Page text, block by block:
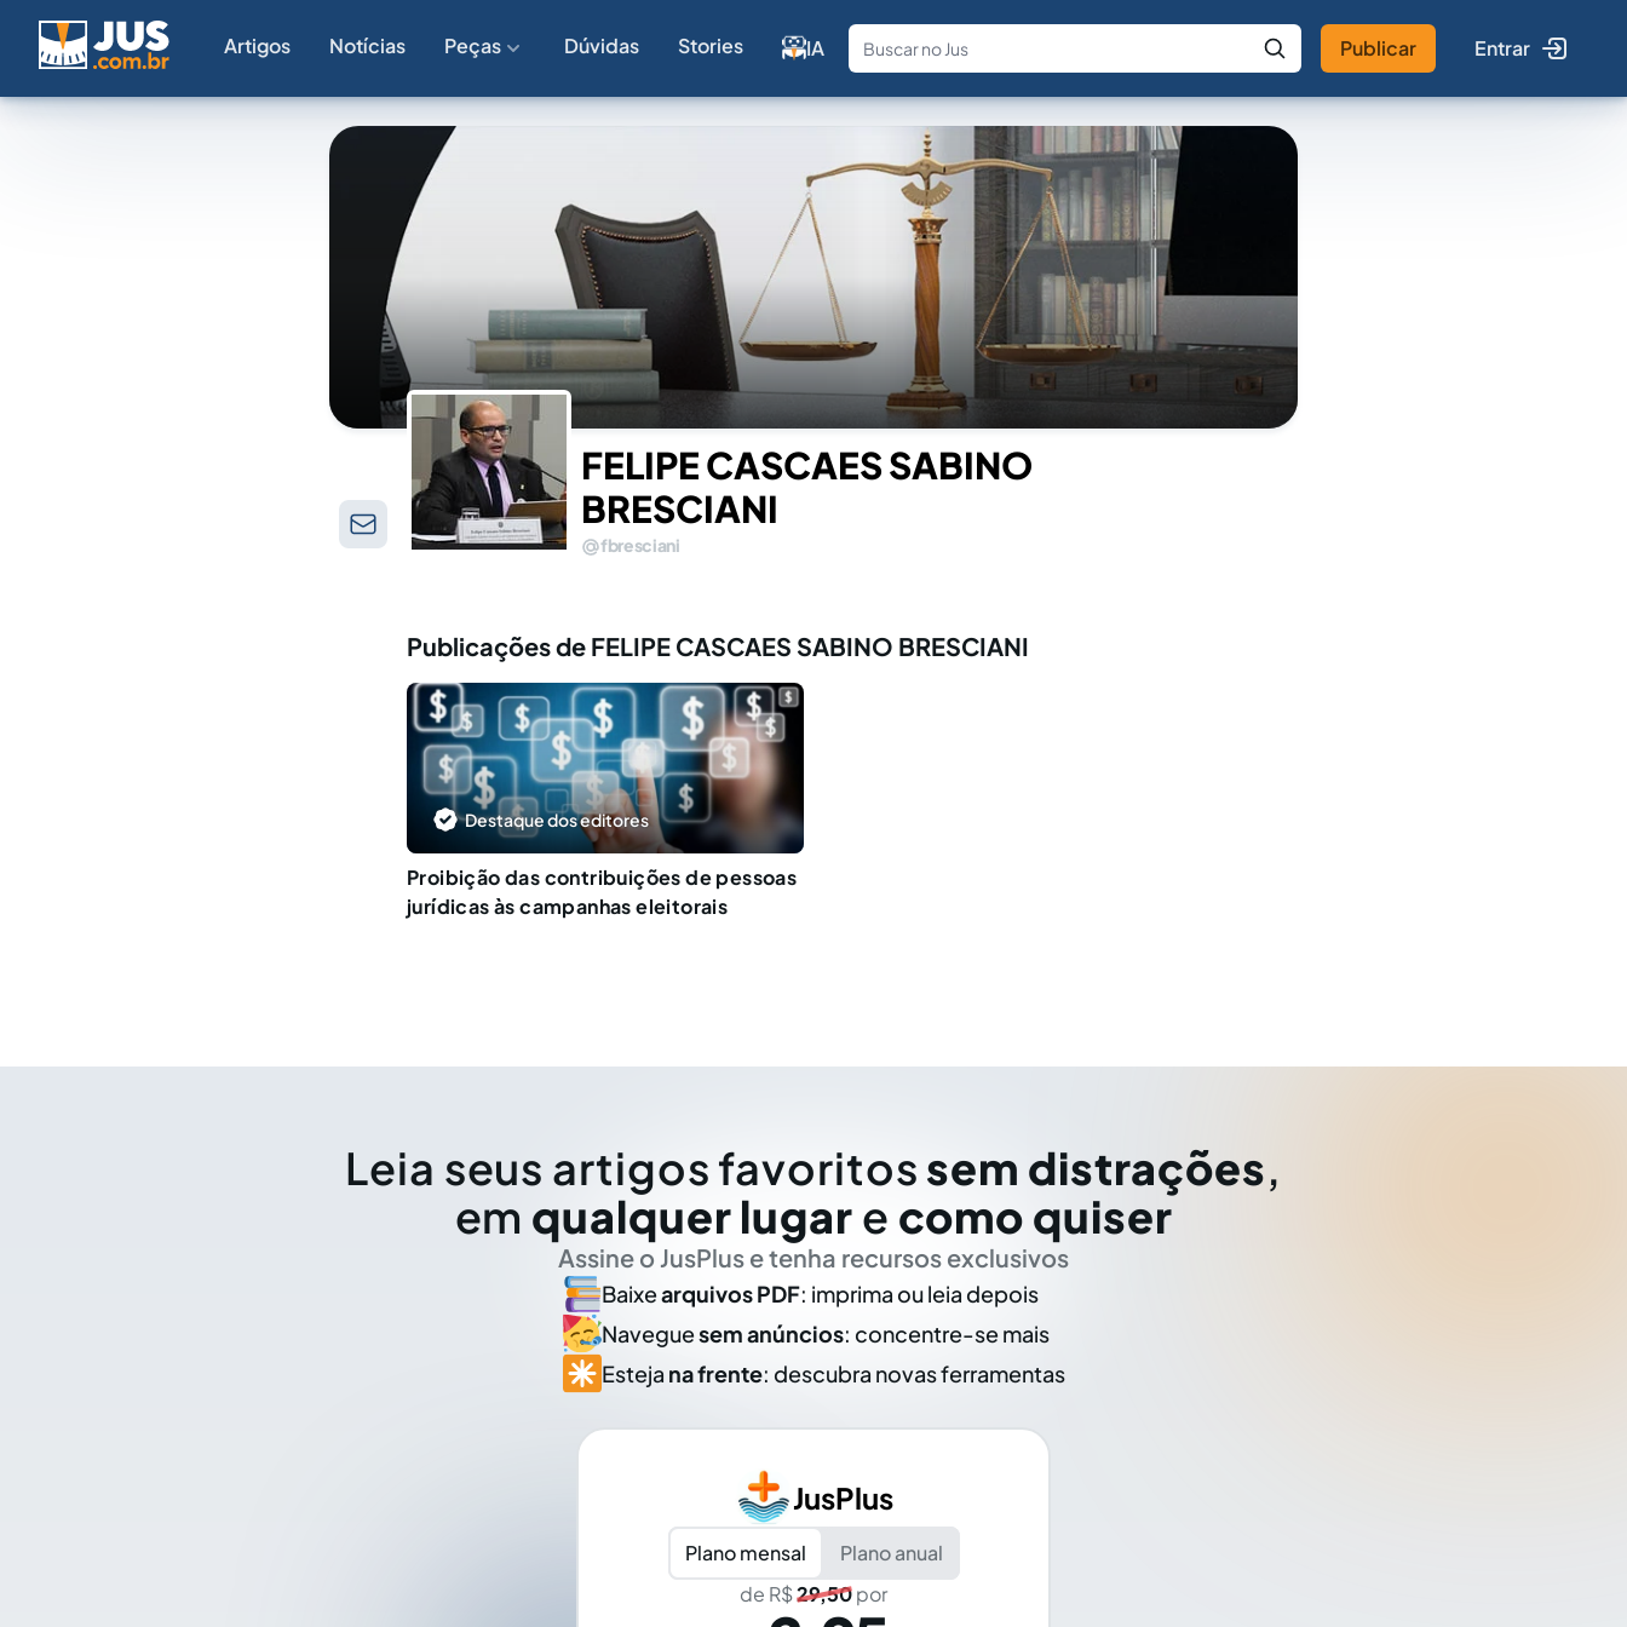
Artigos Notícias Peças Dúvidas Stories IA
Fale com a IA Buscar no Jus
Publicar Entrar
FELIPE CASCAES SABINO
BRESCIANI
fbresciani
Publicações de FELIPE CASCAES SABINO BRESCIANI
Destaque dos editores
Proibição das contribuições de pessoas
jurídicas às campanhas eleitorais
Leia seus artigos favoritos sem distrações,
em qualquer lugar e como quiser
Assine o JusPlus e tenha recursos exclusivos
Baixearquivos PDF: imprima ou leia depois
Naveguesem anúncios: concentre-se mais
Esteja na frente: descubra novas ferramentas
JusPlus
Plano mensal
Plano anual
de R$29,50por